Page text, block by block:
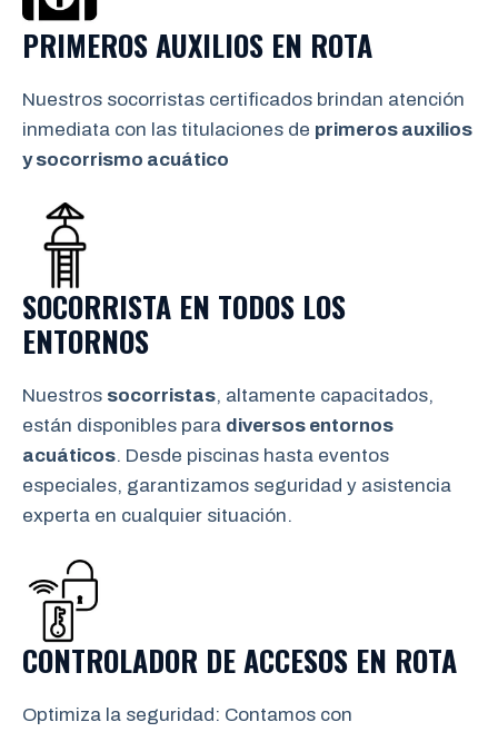
PRIMEROS AUXILIOS EN ROTA
Nuestros socorristas certificados brindan atención
inmediata con las titulaciones de primeros auxilios
y socorrismo acuático
SOCORRISTA EN TODOS LOS
ENTORNOS
Nuestros socorristas, altamente capacitados,
están disponibles para diversos entornos
acuáticos. Desde piscinas hasta eventos
especiales, garantizamos seguridad y asistencia
experta en cualquier situación.
CONTROLADOR DE ACCESOS EN ROTA
Optimiza la seguridad: Contamos con